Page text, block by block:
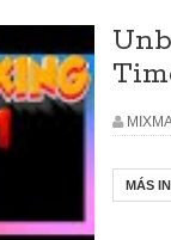
MÁS